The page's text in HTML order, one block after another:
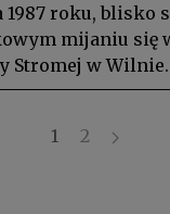
1987 roku, blisko
mijaniu się
Stromej w Wilnie.
1 2